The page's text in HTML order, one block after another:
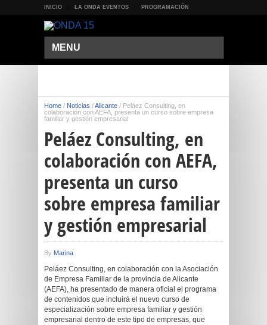
INICIO LA ONDA EVENTOS PROGRAMACIÓN
MENU
Home / Noticias /Alicante / Peláez Consulting, en
colaboración con AEFA, presenta un curso sobre empresa
familiar y gestión empresarial
Peláez Consulting, en
colaboración con AEFA,
presenta un curso
sobre empresa familiar
y gestión empresarial
By Marina
Peláez Consulting, en colaboración con la Asociación
de Empresa Familiar de la provincia de Alicante
(AEFA), ha presentado de manera oficial el programa
de contenidos que incluirá el nuevo curso de
especialización sobre empresa familiar y gestión
empresarial dentro de este tipo de empresas, que